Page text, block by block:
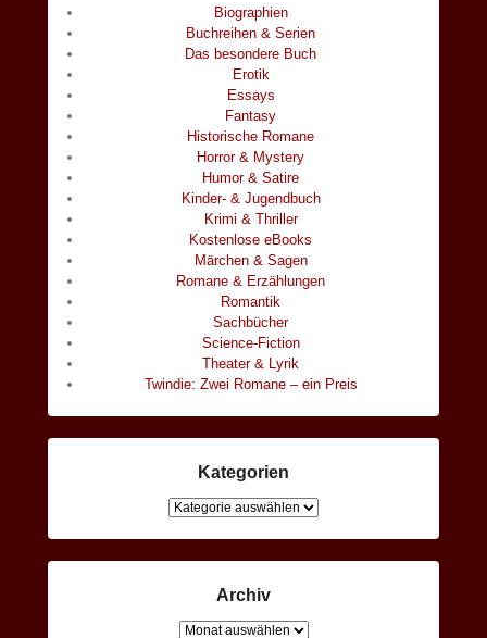
Biographien
Buchreihen & Serien
Das besondere Buch
Erotik
Essays
Fantasy
Historische Romane
Horror & Mystery
Humor & Satire
Kinder- & Jugendbuch
Krimi & Thriller
Kostenlose eBooks
Märchen & Sagen
Romane & Erzählungen
Romantik
Sachbücher
Science-Fiction
Theater & Lyrik
Twindie: Zwei Romane – ein Preis
Kategorien
Kategorien
Archiv
Archiv